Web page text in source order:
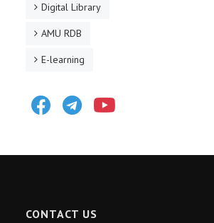
Digital Library
AMU RDB
E-learning
FacebookTelegram
CONTACT US